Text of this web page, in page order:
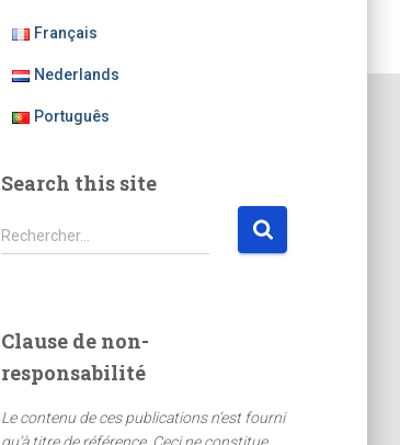
Français
Nederlands
Português
Search this site
R
e
r
c
e
Rechercher…
Clause de non-
responsabilité
Le contenu de ces publications n’est fourni